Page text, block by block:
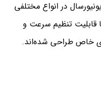
در انواع مختلفی
قابلیت تنظیم سرعت و
خاص طراحی شده‌اند.